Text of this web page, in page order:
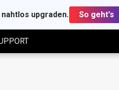
upgraden. So geht's